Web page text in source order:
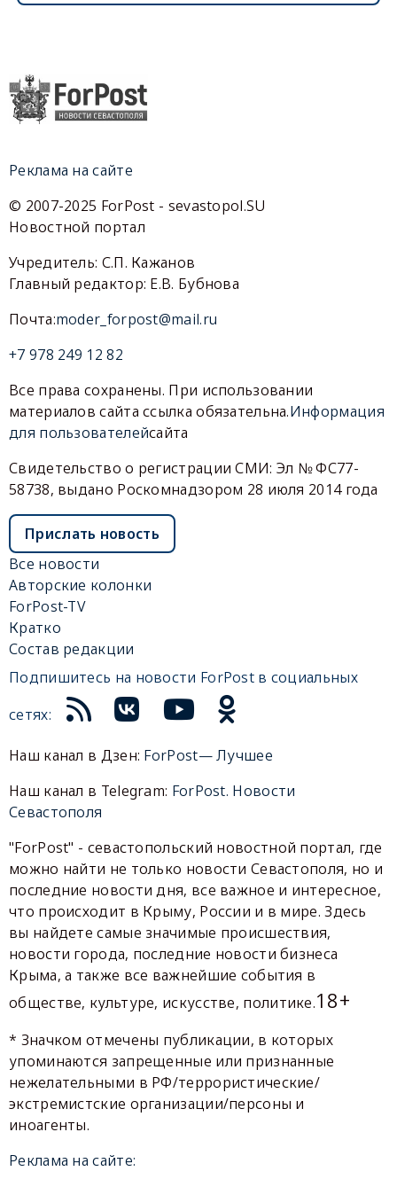
Реклама на сайте
© 2007-2025 ForPost - sevastopol.SU
Новостной портал
Учредитель: С.П. Кажанов
Главный редактор: Е.В. Бубнова
Почта:moder_forpost@mail.ru
+7 978 249 12 82
Все права сохранены. При использовании
материалов сайта ссылка обязательна.Информация
для пользователейсайта
Свидетельство о регистрации СМИ: Эл № ФС77-
58738, выдано Роскомнадзором 28 июля 2014 года
Прислать новость
Все новости
Авторские колонки
ForPost-TV
Кратко
Состав редакции
Подпишитесь на новости ForPost в социальных
сетях:
Наш канал в Дзен: ForPost— Лучшее
Наш канал в Telegram: ForPost. Новости
Севастополя
"ForPost" - севастопольский новостной портал, где
можно найти не только новости Севастополя, но и
последние новости дня, все важное и интересное,
что происходит в Крыму, России и в мире. Здесь
вы найдете самые значимые происшествия,
новости города, последние новости бизнеса
Крыма, а также все важнейшие события в
обществе, культуре, искусстве, политике.18+
* Значком отмечены публикации, в которых
упоминаются запрещенные или признанные
нежелательными в РФ/террористические/
экстремистские организации/персоны и
иноагенты.
Реклама на сайте: